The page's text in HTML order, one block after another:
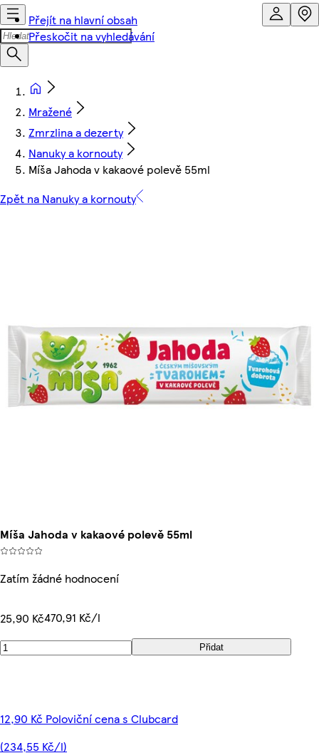
Přejít na hlavní obsah
Přeskočit na vyhledávání
Mražené
Zmrzlina a dezerty
Nanuky a kornouty
Míša Jahoda v kakaové polevě 55ml
Zpět na Nanuky a kornouty
Míša Jahoda v kakaové polevě 55ml
Zatím žádné hodnocení
25,90 Kč470,91 Kč/l
Přidat
12,90 Kč Poloviční cena s Clubcard
(234,55 Kč/l)